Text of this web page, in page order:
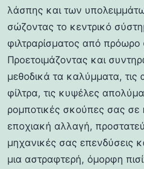
λάσπης και των
σώζοντας το κεντρικό
φιλτραρίσματος από πρόωρο
Προετοιμάζοντας και
μεθοδικά τα καλύμματα, τις
φίλτρα, τις κυψέλες
ρομποτικές σκούπες σας σε
εποχιακή αλλαγή,
μηχανικές σας επενδύσεις
μια αστραφτερή, όμορφη